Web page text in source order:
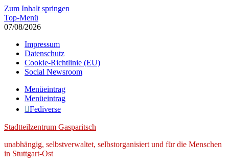
Zum Inhalt springen
Top-Menü
07/08/2026
Impressum
Datenschutz
Cookie-Richtlinie (EU)
Social Newsroom
Menüeintrag
Menüeintrag
Fediverse
Stadtteilzentrum Gasparitsch
unabhängig, selbstverwaltet, selbstorganisiert und für die Menschen
in Stuttgart-Ost